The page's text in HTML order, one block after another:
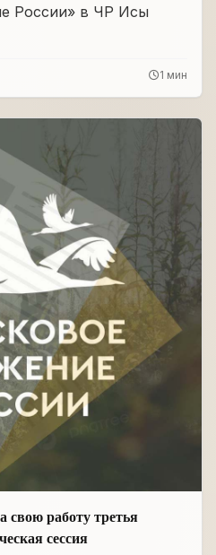
России» в ЧР Исы
1 мин
свою работу третья
сессия